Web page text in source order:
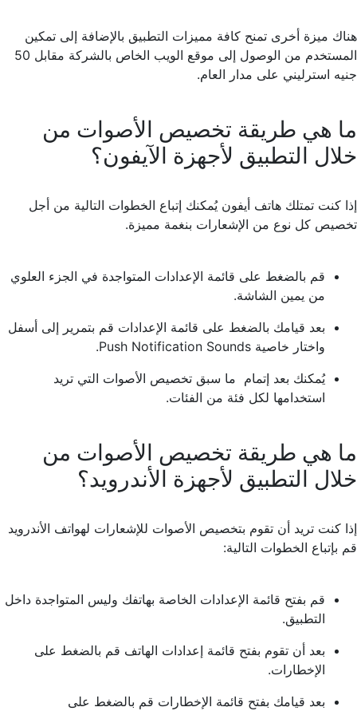
هناك ميزة أخرى تمنح كافة مميزات التطبيق بالإضافة إلى تمكين
المستخدم من الوصول إلى موقع الويب الخاص بالشركة مقابل 50
جنيه استرليني على مدار العام.
ما هي طريقة تخصيص الأصوات من
خلال التطبيق لأجهزة الآيفون؟
إذا كنت تمتلك هاتف أيفون يُمكنك إتباع الخطوات التالية من أجل
تخصيص كل نوع من الإشعارات بنغمة مميزة.
قم بالضغط على قائمة الإعدادات المتواجدة في الجزء العلوي
من يمين الشاشة.
بعد قيامك بالضغط على قائمة الإعدادات قم بتمرير إلى أسفل
واختار خاصية Push Notification Sounds.
يُمكنك بعد إتمام ما سبق تخصيص الأصوات التي تريد
استخدامها لكل فئة من الفئات.
ما هي طريقة تخصيص الأصوات من
خلال التطبيق لأجهزة الأندرويد؟
إذا كنت تريد أن تقوم بتخصيص الأصوات للإشعارات لهواتف الأندرويد
قم بإتباع الخطوات التالية:
قم بفتح قائمة الإعدادات الخاصة بهاتفك وليس المتواجدة داخل
التطبيق.
بعد أن تقوم بفتح قائمة إعدادات الهاتف قم بالضغط على
الإخطارات.
بعد قيامك بفتح قائمة الإخطارات قم بالضغط على